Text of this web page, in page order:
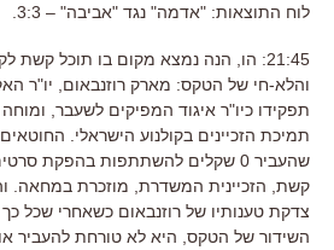
לוח התוצאות: "אדמה" נגד "אביבה" – 3:3.
21:45: הו, הנה נמצא מקום בו תוכל קשת
והלא-חי של הטקס: מארק רוזנבאום, יו"ר
תפקידו כיו"ר איגוד המפיקים לשעבר,
שהעביר 0 שקלים להשתתפות בהפקת
קשת, הזכיינית המשדרת, מוזכרת במחאה.
צדקת טענותיו של רוזנבאום כשאחרי שכל
השידור של הטקס, היא לא טורחת להעביר